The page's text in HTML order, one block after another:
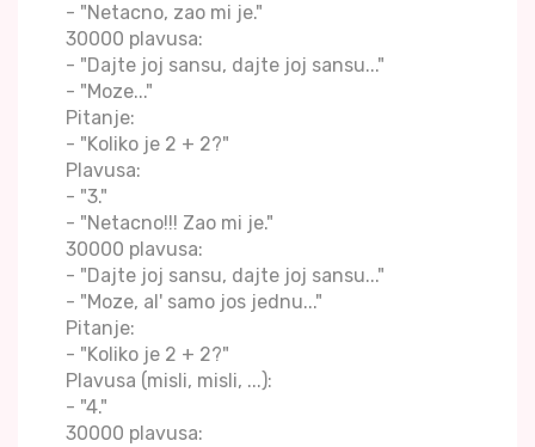
- "Netacno, zao mi je."
30000 plavusa:
- "Dajte joj sansu, dajte joj sansu..."
- "Moze..."
Pitanje:
- "Koliko je 2 + 2?"
Plavusa:
- "3."
- "Netacno!!! Zao mi je."
30000 plavusa:
- "Dajte joj sansu, dajte joj sansu..."
- "Moze, al' samo jos jednu..."
Pitanje:
- "Koliko je 2 + 2?"
Plavusa (misli, misli, ...):
- "4."
30000 plavusa: